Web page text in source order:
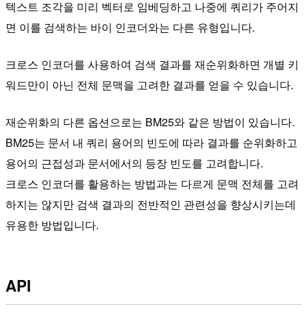
텍스트 조각을 미리 벡터로 임베딩하고 나중에 쿼리가 주어지
면 이를 검색하는 바이 인코더와는 다른 유형입니다.
크로스 인코더를 사용하여 검색 결과를 재순위화하면 개별 키
워드만이 아닌 전체 문맥을 고려한 결과를 얻을 수 있습니다.
재순위화의 다른 옵션으로는 BM25와 같은 방법이 있습니다.
BM25는 문서 내 쿼리 용어의 빈도에 따라 결과를 순위화하고
용어의 근접성과 문서에서의 등장 빈도를 고려합니다.
크로스 인코더를 활용하는 방법과는 다르게 문맥 전체를 고려
하지는 않지만 검색 결과의 전반적인 관련성을 향상시키는데
유용한 방법입니다.
API